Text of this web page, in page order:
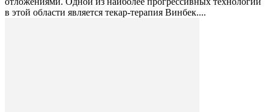
в этой области является текар-терапия Винбек....